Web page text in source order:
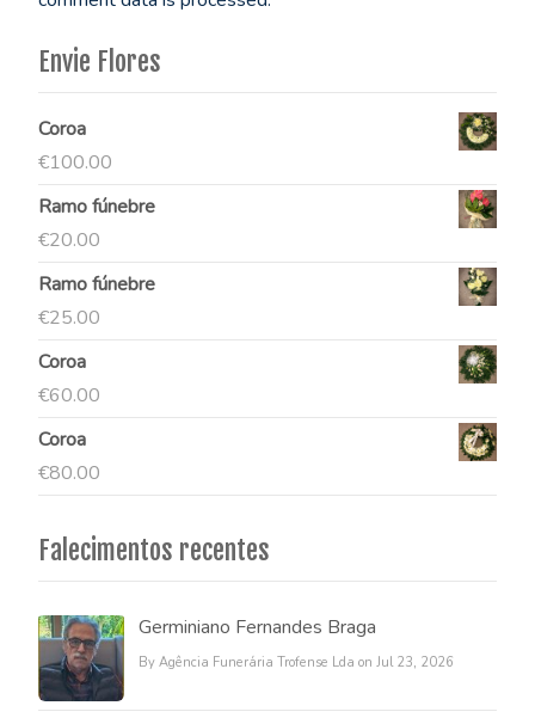
Envie Flores
Coroa
€100.00
Ramo fúnebre
€20.00
Ramo fúnebre
€25.00
Coroa
€60.00
Coroa
€80.00
Falecimentos recentes
Germiniano Fernandes Braga
By Agência Funerária Trofense Lda on Jul 23, 2026